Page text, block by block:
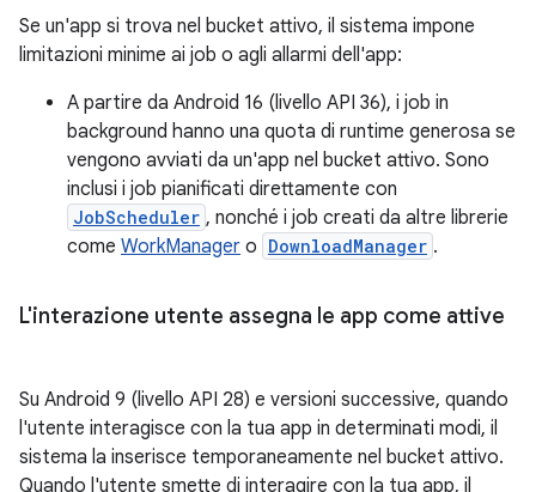
Se un'app si trova nel bucket attivo, il sistema impone
limitazioni minime ai job o agli allarmi dell'app:
A partire da Android 16 (livello API 36), i job in
background hanno una quota di runtime generosa se
vengono avviati da un'app nel bucket attivo. Sono
inclusi i job pianificati direttamente con
JobScheduler , nonché i job creati da altre librerie
come WorkManager o DownloadManager .
L'interazione utente assegna le app come attive
Su Android 9 (livello API 28) e versioni successive, quando
l'utente interagisce con la tua app in determinati modi, il
sistema la inserisce temporaneamente nel bucket attivo.
Quando l'utente smette di interagire con la tua app, il